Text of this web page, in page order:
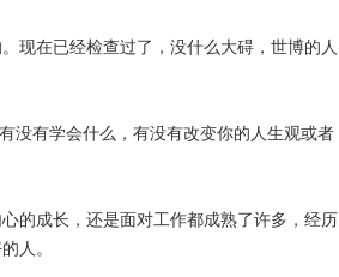
在已经检查过了，没什么大碍，世博的人
没有学会什么，有没有改变你的人生观或者
成长，还是面对工作都成熟了许多，经历
人。